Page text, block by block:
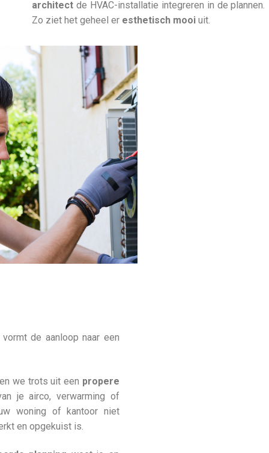
architectde HVAC-installatie integreren in de plannen.
Zo ziet het geheel er esthetisch mooi uit.
de aanloop naar een
we trots uit een propere
je airco, verwarming of
woning of kantoor niet
en opgekuist is.